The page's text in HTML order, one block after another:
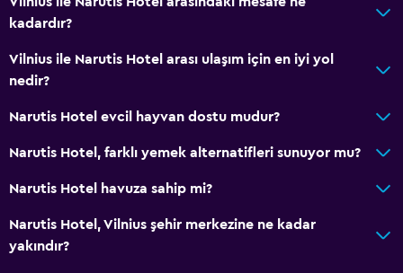
kadardır?
Vilnius ile Narutis Hotel arası ulaşım için en iyi yol
nedir?
Narutis Hotel evcil hayvan dostu mudur?
Narutis Hotel, farklı yemek alternatifleri sunuyor mu?
Narutis Hotel havuza sahip mi?
Narutis Hotel, Vilnius şehir merkezine ne kadar
yakındır?